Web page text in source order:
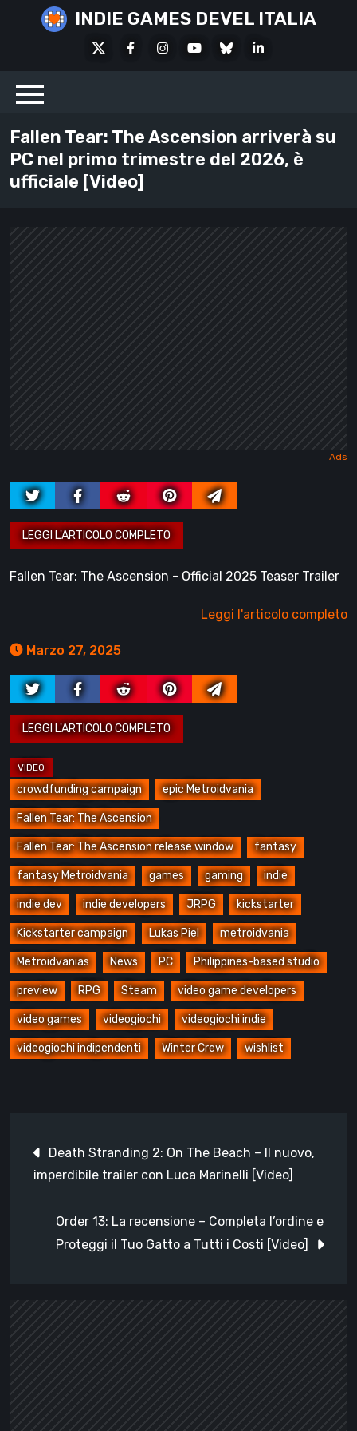
INDIE GAMES DEVEL ITALIA
FacebookInstagramYoutubeBlueskyLinkedIn
Fallen Tear: The Ascension arriverà su
PC nel primo trimestre del 2026, è
ufficiale [Video]
Fallen Tear: The Ascension - Official 2025 Teaser Trailer
Leggi l'articolo completo
Marzo 27, 2025
crowdfunding campaign epic Metroidvania
Fallen Tear: The Ascension
Fallen Tear: The Ascension release window fantasy
fantasy Metroidvania games gaming indie
indie dev indie developers JRPG kickstarter
Kickstarter campaign Lukas Piel metroidvania
Metroidvanias News PC Philippines-based studio
preview RPG Steam video game developers
video games videogiochi videogiochi indie
videogiochi indipendenti Winter Crew wishlist
articoli
Death Stranding 2: On The Beach – Il nuovo,
imperdibile trailer con Luca Marinelli [Video]
Order 13: La recensione – Completa l’ordine e
Proteggi il Tuo Gatto a Tutti i Costi [Video]